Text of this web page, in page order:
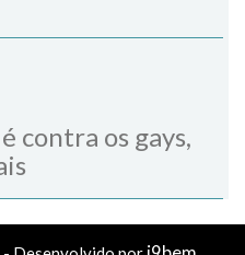
contra os gays,